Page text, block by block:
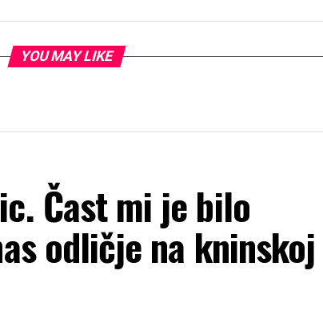
YOU MAY LIKE
Čast mi je bilo
odličje na kninskoj